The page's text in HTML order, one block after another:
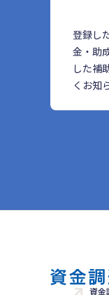
登録し
金・助
した補
くお知
資金